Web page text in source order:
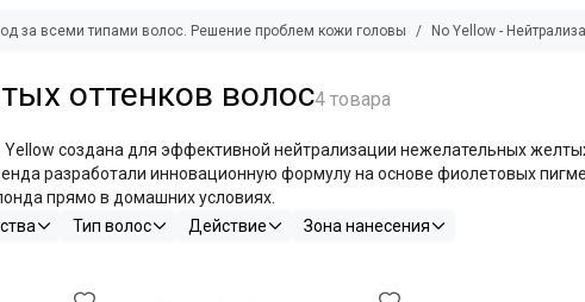
за всеми типами волос. Решение проблем кожи головы No Yellow -
оттенков волос
создана для эффективной нейтрализации нежелательных
разработали инновационную формулу на основе фиолетовых
прямо в домашних условиях.
Тип волос Действие Зона нанесения